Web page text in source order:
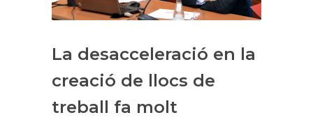
La desacceleració en la
creació de llocs de
treball fa molt